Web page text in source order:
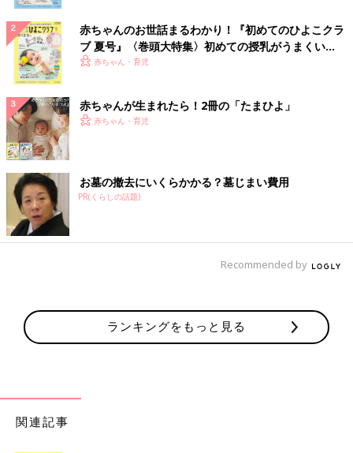
赤ちゃんのお世話まるわかり！『初めてのひよこクラ
ブ 夏号』〈巻頭大特集〉初めての授乳がうまくい
く！ おっぱい・ミルクの基本と夏のトラブル 解決テ
赤ちゃん・育児
赤ちゃんが生まれたら！2冊の「たまひよ」
赤ちゃん・育児
お墓の撤去にいくらかかる？墓じまい費用
PR(くらしの話題)
Recommended by
ランキングをもっと見る
関連記事